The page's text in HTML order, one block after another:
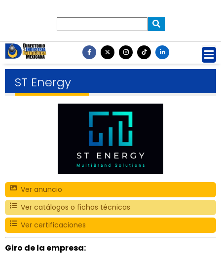
ST Energy
Ver anuncio
Ver catálogos o fichas técnicas
Ver certificaciones
Giro de la empresa: